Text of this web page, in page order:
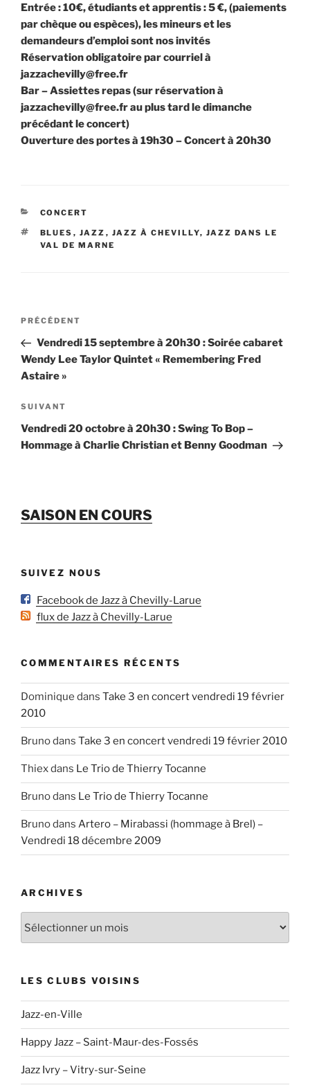
Entrée : 10€, étudiants et apprentis : 5 €, (paiements
par chèque ou espèces), les mineurs et les
demandeurs d’emploi sont nos invités
Réservation obligatoire par courriel à
jazzachevilly@free.fr
Bar – Assiettes repas (sur réservation à
jazzachevilly@free.fr au plus tard le dimanche
précédant le concert)
Ouverture des portes à 19h30 – Concert à 20h30
CATÉGORIES
CONCERT
ÉTIQUETTES
BLUES , JAZZ , JAZZ À CHEVILLY, JAZZ DANS LE
VAL DE MARNE
Navigation
l’article
Article
précédent
PRÉCÉDENT
Vendredi 15 septembre à 20h30 : Soirée cabaret
Wendy Lee Taylor Quintet « Remembering Fred
Astaire »
Article
suivant
SUIVANT
Vendredi 20 octobre à 20h30 : Swing To Bop –
Hommage à Charlie Christian et Benny Goodman
SAISON EN COURS
SUIVEZ NOUS
Facebook de Jazz à Chevilly-Larue
flux de Jazz à Chevilly-Larue
COMMENTAIRES RÉCENTS
Dominique dans Take 3 en concert vendredi 19 février
2010
Brunodans Take 3 en concert vendredi 19 février 2010
Thiexdans Le Trio de Thierry Tocanne
Brunodans Le Trio de Thierry Tocanne
Brunodans Artero – Mirabassi (hommage à Brel) –
Vendredi 18 décembre 2009
ARCHIVES
LES CLUBS VOISINS
Jazz-en-Ville
Happy Jazz – Saint-Maur-des-Fossés
Jazz Ivry – Vitry-sur-Seine